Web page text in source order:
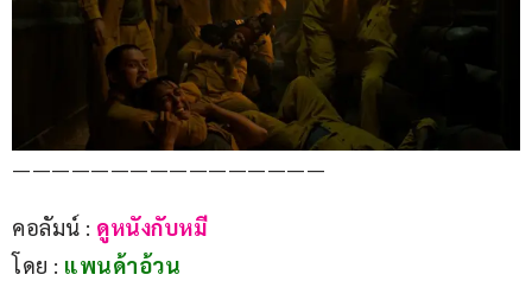
————————————————
คอลัมน์ : ดูหนังกับหมี
โดย : แพนด้าอ้วน